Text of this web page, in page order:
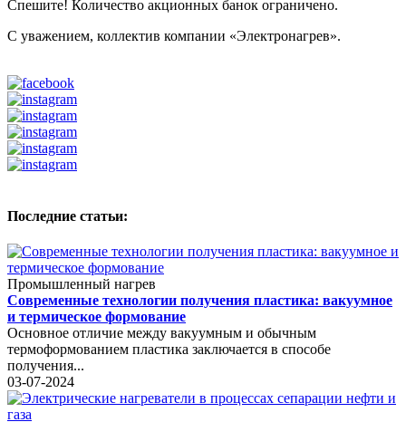
Спешите! Количество акционных банок ограничено.
С уважением, коллектив компании «Электронагрев».
Последние статьи:
Промышленный нагрев
Современные технологии получения пластика: вакуумное
и термическое формование
Основное отличие между вакуумным и обычным
термоформованием пластика заключается в способе
получения...
03-07-2024